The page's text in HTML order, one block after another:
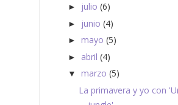
► julio (6)
► junio (4)
► mayo (5)
► abril (4)
▼ marzo (5)
La primavera y yo con